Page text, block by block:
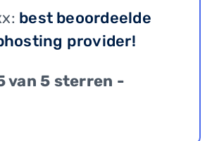
best beoordeelde
provider!
van 5 sterren -